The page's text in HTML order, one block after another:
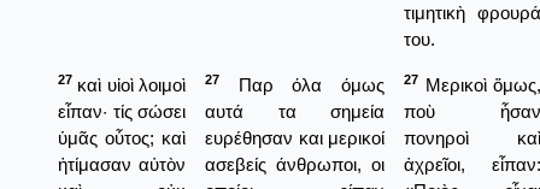
τιμητικὴ φρουρά
του.
27 καὶ υἱοὶ λοιμοὶ
εἶπαν· τίς σώσει
ὑμᾶς οὗτος; καὶ
ἠτίμασαν αὐτὸν
27
Παρ όλα όμως
αυτά τα σημεία
ευρέθησαν και μερικοί
ασεβείς άνθρωποι, οι
27 Μερικοὶ ὅμως,
ποὺ ἦσαν
πονηροὶ καὶ
ἀχρεῖοι, εἶπαν: